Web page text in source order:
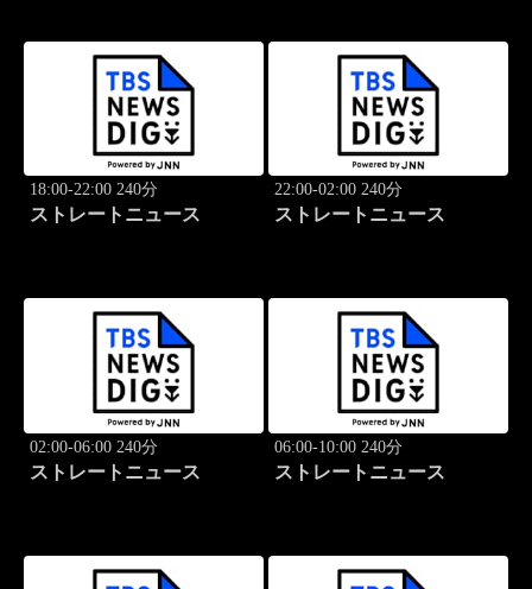
18:00-22:00 240分
ストレートニュース
22:00-02:00 240分
ストレートニュース
02:00-06:00 240分
ストレートニュース
06:00-10:00 240分
ストレートニュース